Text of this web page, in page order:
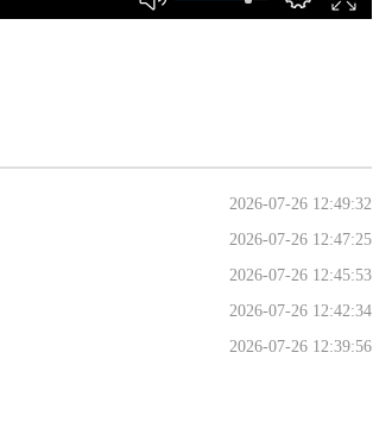
2026-07-26 12:49:32
2026-07-26 12:47:25
2026-07-26 12:45:53
2026-07-26 12:42:34
2026-07-26 12:39:56